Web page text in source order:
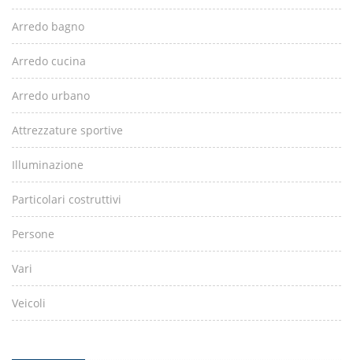
Arredo bagno
Arredo cucina
Arredo urbano
Attrezzature sportive
Illuminazione
Particolari costruttivi
Persone
Vari
Veicoli